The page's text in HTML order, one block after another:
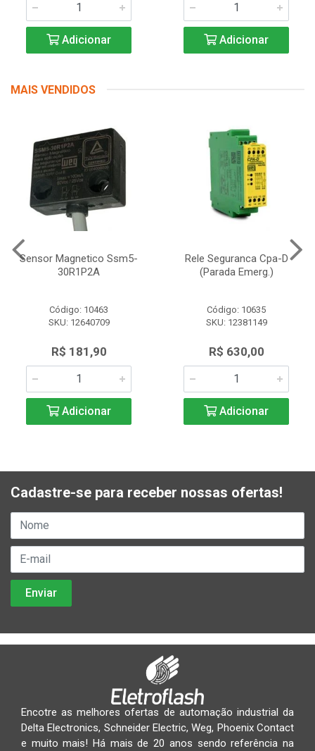
Adicionar Adicionar
MAIS VENDIDOS
Sensor Magnetico Ssm5-
30R1P2A
Código: 10463
SKU: 12640709
R$ 181,90
Adicionar
Rele Seguranca Cpa-D
(Parada Emerg.)
Código: 10635
SKU: 12381149
R$ 630,00
Adicionar
Cadastre-se para receber nossas ofertas!
Encotre as melhores ofertas de automação industrial da
Delta Electronics, Schneider Electric, Weg, Phoenix Contact
e muito mais! Há mais de 20 anos sendo referência na